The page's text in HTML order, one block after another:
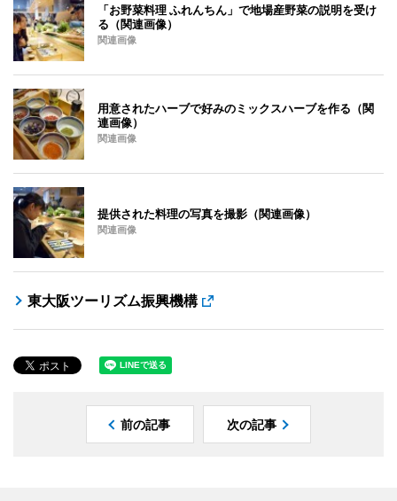
「お野菜料理 ふれんちん」で地場産野菜の説明を受け
る（関連画像）
関連画像
用意されたハーブで好みのミックスハーブを作る（関
連画像）
関連画像
提供された料理の写真を撮影（関連画像）
関連画像
東大阪ツーリズム振興機構
前の記事 次の記事